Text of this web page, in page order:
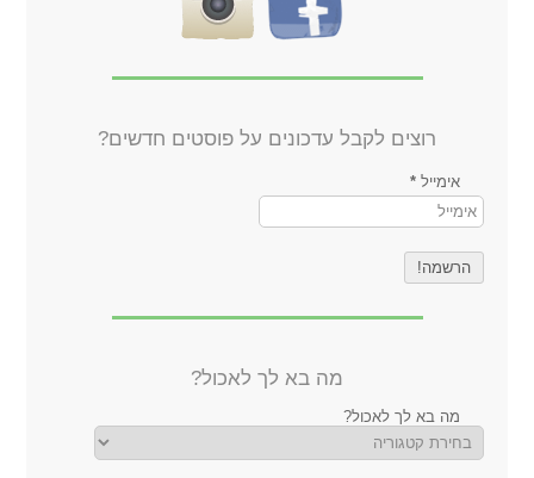
רוצים לקבל עדכונים על פוסטים חדשים?
אימייל*
מה בא לך לאכול?
מה בא לך לאכול?